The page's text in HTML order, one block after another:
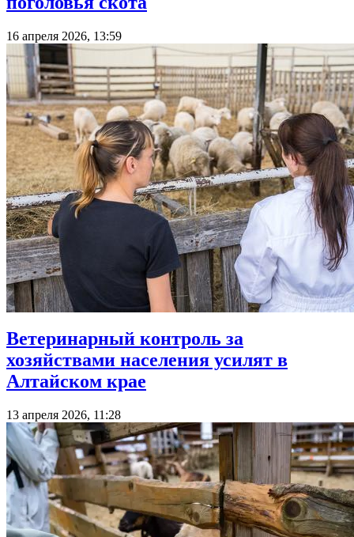
16 апреля 2026, 13:59
Ветеринарный контроль за
хозяйствами населения усилят в
Алтайском крае
13 апреля 2026, 11:28